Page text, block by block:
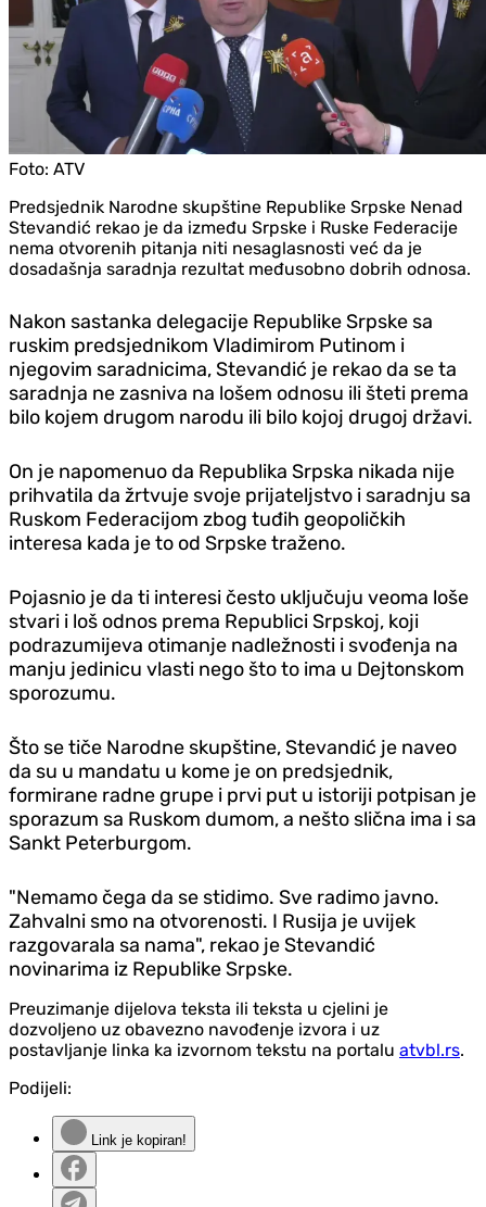
Foto: ATV
Predsjednik Narodne skupštine Republike Srpske Nenad
Stevandić rekao je da između Srpske i Ruske Federacije
nema otvorenih pitanja niti nesaglasnosti već da je
dosadašnja saradnja rezultat međusobno dobrih odnosa.
Nakon sastanka delegacije Republike Srpske sa
ruskim predsjednikom Vladimirom Putinom i
njegovim saradnicima, Stevandić je rekao da se ta
saradnja ne zasniva na lošem odnosu ili šteti prema
bilo kojem drugom narodu ili bilo kojoj drugoj državi.
On je napomenuo da Republika Srpska nikada nije
prihvatila da žrtvuje svoje prijateljstvo i saradnju sa
Ruskom Federacijom zbog tuđih geopoličkih
interesa kada je to od Srpske traženo.
Pojasnio je da ti interesi često uključuju veoma loše
stvari i loš odnos prema Republici Srpskoj, koji
podrazumijeva otimanje nadležnosti i svođenja na
manju jedinicu vlasti nego što to ima u Dejtonskom
sporozumu.
Što se tiče Narodne skupštine, Stevandić je naveo
da su u mandatu u kome je on predsjednik,
formirane radne grupe i prvi put u istoriji potpisan je
sporazum sa Ruskom dumom, a nešto slična ima i sa
Sankt Peterburgom.
"Nemamo čega da se stidimo. Sve radimo javno.
Zahvalni smo na otvorenosti. I Rusija je uvijek
razgovarala sa nama", rekao je Stevandić
novinarima iz Republike Srpske.
Preuzimanje dijelova teksta ili teksta u cjelini je
dozvoljeno uz obavezno navođenje izvora i uz
postavljanje linka ka izvornom tekstu na portalu atvbl.rs.
Podijeli:
Link je kopiran!